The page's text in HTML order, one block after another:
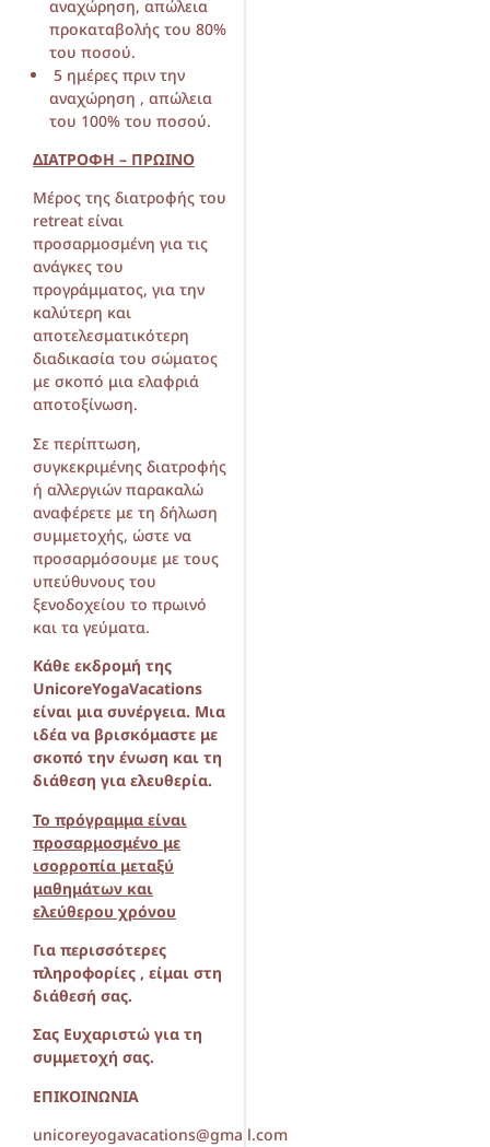
αναχώρηση, απώλεια
προκαταβολής του 80%
του ποσού.
5 ημέρες πριν την
αναχώρηση , απώλεια
του 100% του ποσού.
ΔΙΑΤΡΟΦΗ – ΠΡΩΙΝΟ
Μέρος της διατροφής του
retreat είναι
προσαρμοσμένη για τις
ανάγκες του
προγράμματος, για την
καλύτερη και
αποτελεσματικότερη
διαδικασία του σώματος
με σκοπό μια ελαφριά
αποτοξίνωση.
Σε περίπτωση,
συγκεκριμένης διατροφής
ή αλλεργιών παρακαλώ
αναφέρετε με τη δήλωση
συμμετοχής, ώστε να
προσαρμόσουμε με τους
υπεύθυνους του
ξενοδοχείου το πρωινό
και τα γεύματα.
Κάθε εκδρομή της
UnicoreYogaVacations
είναι μια συνέργεια. Μια
ιδέα να βρισκόμαστε με
σκοπό την ένωση και τη
διάθεση για ελευθερία.
Το πρόγραμμα είναι
προσαρμοσμένο με
ισορροπία μεταξύ
μαθημάτων και
ελεύθερου χρόνου
Για περισσότερες
πληροφορίες , είμαι στη
διάθεσή σας.
Σας Ευχαριστώ για τη
συμμετοχή σας.
ΕΠΙΚΟΙΝΩΝΙΑ
unicoreyogavacations@gmail.com